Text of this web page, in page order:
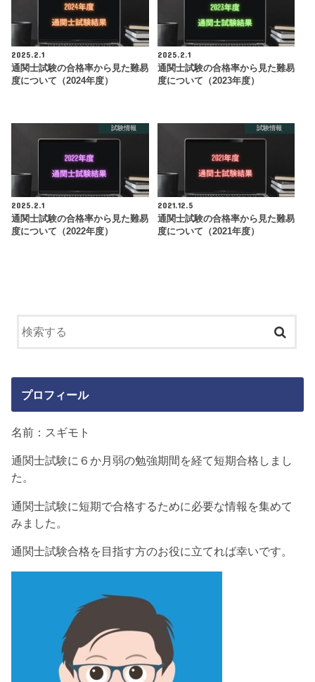
2025.2.1
通関士試験の合格率から見た難易
度について（2024年度）
2025.2.1
通関士試験の合格率から見た難易
度について（2023年度）
試験情報
2025.2.1
通関士試験の合格率から見た難易
度について（2022年度）
試験情報
2021.12.5
通関士試験の合格率から見た難易
度について（2021年度）
プロフィール
名前：スギモト
通関士試験に６か月弱の勉強期間を経て短期合格しまし
た。
通関士試験に短期で合格するために必要な情報を集めて
みました。
通関士試験合格を目指す方のお役に立てれば幸いです。